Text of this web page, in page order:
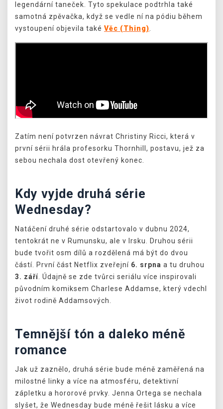
legendární taneček. Tyto spekulace podtrhla také
samotná zpěvačka, když se vedle ní na pódiu během
vystoupení objevila také Věc (Thing).
Zatím není potvrzen návrat Christiny Ricci, která v
první sérii hrála profesorku Thornhill, postavu, jež za
sebou nechala dost otevřený konec.
Kdy vyjde druhá série
Wednesday?
Natáčení druhé série odstartovalo v dubnu 2024,
tentokrát ne v Rumunsku, ale v Irsku. Druhou sérii
bude tvořit osm dílů a rozdělená má být do dvou
částí. První část Netflix zveřejní 6. srpna a tu druhou
3. září. Údajně se zde tvůrci seriálu více inspirovali
původním komiksem Charlese Addamse, který vdechl
život rodině Addamsových.
Temnější tón a daleko méně
romance
Jak už zaznělo, druhá série bude méně zaměřená na
milostné linky a více na atmosféru, detektivní
zápletku a hororové prvky. Jenna Ortega se nechala
slyšet, že Wednesday bude méně řešit lásku a více